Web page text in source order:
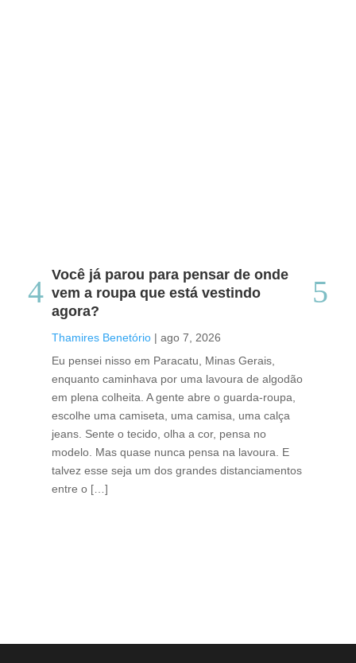
Você já parou para pensar de onde
vem a roupa que está vestindo
agora?
Thamires Benetório | ago 7, 2026
Eu pensei nisso em Paracatu, Minas Gerais,
enquanto caminhava por uma lavoura de algodão
em plena colheita. A gente abre o guarda-roupa,
escolhe uma camiseta, uma camisa, uma calça
jeans. Sente o tecido, olha a cor, pensa no
modelo. Mas quase nunca pensa na lavoura. E
talvez esse seja um dos grandes distanciamentos
entre o […]